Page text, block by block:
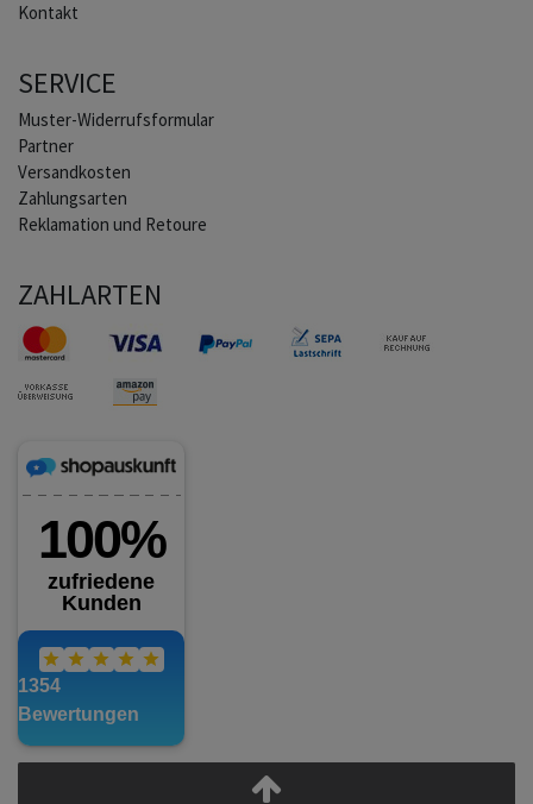
Kontakt
SERVICE
Muster-Widerrufsformular
Partner
Versandkosten
Zahlungsarten
Reklamation und Retoure
ZAHLARTEN